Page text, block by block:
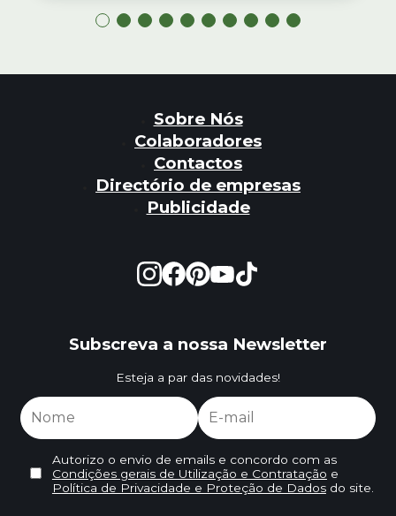
Sobre Nós
Colaboradores
Contactos
Directório de empresas
Publicidade
Subscreva a nossa Newsletter
Esteja a par das novidades!
Autorizo o envio de emails e concordo com as
Condições gerais de Utilização e Contratação e
Política de Privacidade e Proteção de Dadosdo site.